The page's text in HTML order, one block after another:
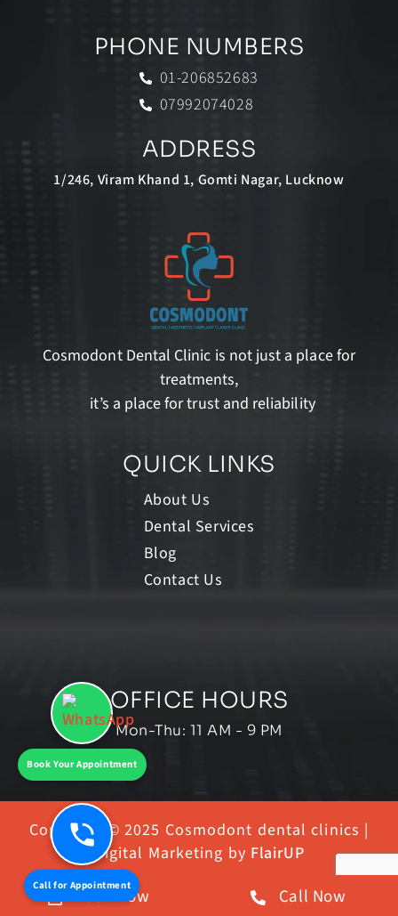
Book Your Appointment
Call for Appointment
PHONE NUMBERS
01-206852683
07992074028
ADDRESS
1/246, Viram Khand 1, Gomti Nagar, Lucknow
Cosmodont Dental Clinic is not just a place for
treatments,
it’s a place for trust and reliability
QUICK LINKS
About Us
Dental Services
Blog
Contact Us
OFFICE HOURS
Mon-Thu: 11 AM - 9 PM
Copyright © 2025 Cosmodont dental clinics |
Digital Marketing by FlairUP
Book Now Call Now